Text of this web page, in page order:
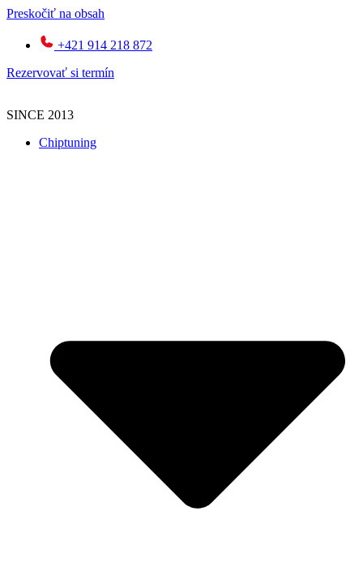
Preskočiť na obsah
+421 914 218 872
Rezervovať si termín
SINCE 2013
Chiptuning